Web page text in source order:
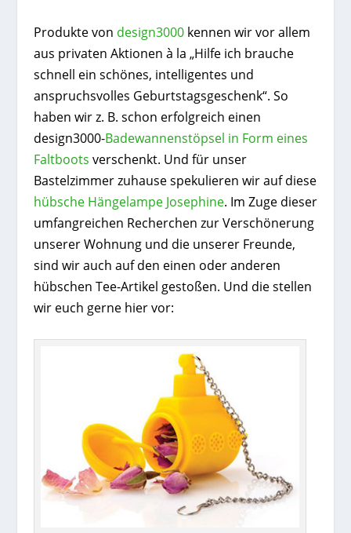
Produkte von design3000kennen wir vor allem
aus privaten Aktionen à la „Hilfe ich brauche
schnell ein schönes, intelligentes und
anspruchsvolles Geburtstagsgeschenk“. So
haben wir z. B. schon erfolgreich einen
design3000-Badewannenstöpsel in Form eines
Faltboots verschenkt. Und für unser
Bastelzimmer zuhause spekulieren wir auf diese
hübsche Hängelampe Josephine. Im Zuge dieser
umfangreichen Recherchen zur Verschönerung
unserer Wohnung und die unserer Freunde,
sind wir auch auf den einen oder anderen
hübschen Tee-Artikel gestoßen. Und die stellen
wir euch gerne hier vor: